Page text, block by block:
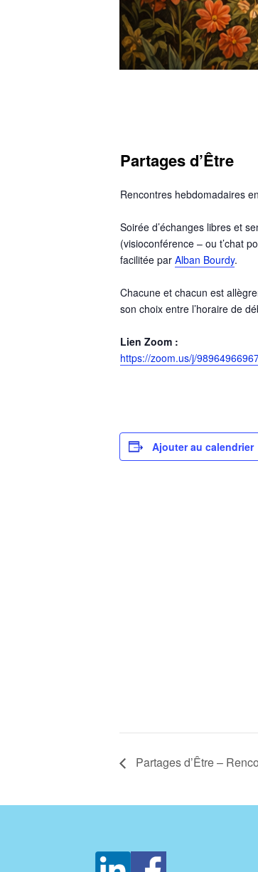
Partages d’Être
Rencontres hebdomadaires
Soirée d’échanges libres et
(visioconférence – ou t’chat
facilitée parAlban Bourdy.
Chacune et chacun est
son choix entre l’horaire de
Lien Zoom :
https://zoom.us/j/
Ajouter au calendrier
Partages d’Être –